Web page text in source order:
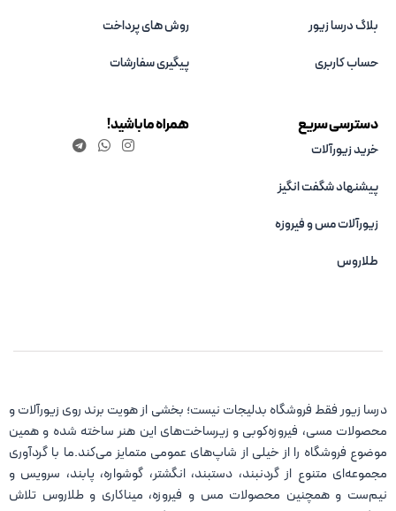
بلاگ درسا زیور
حساب کاربری
روش های پرداخت
پیگیری سفارشات
دسترسی سریع
خرید زیورآلات
پیشنهاد شگفت انگیز
زیورآلات مس و فیروزه‌
طلاروس
همراه ما باشید!
درسا زیور فقط فروشگاه بدلیجات نیست؛ بخشی از هویت برند روی زیورآلات و
محصولات مسی، فیروزه‌کوبی و زیرساخت‌های این هنر ساخته شده و همین
موضوع فروشگاه را از خیلی از شاپ‌های عمومی متمایز می‌کند.ما با گردآوری
مجموعه‌ای متنوع از گردنبند، دستبند، انگشتر، گوشواره، پابند، سرویس و
نیم‌ست و همچنین محصولات مس و فیروزه، میناکاری و طلاروس تلاش